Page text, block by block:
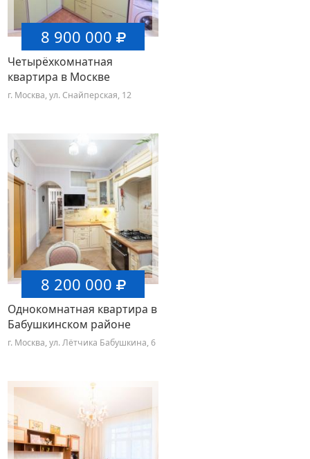
8 900 000
Четырёхкомнатная
квартира в Москве
г. Москва, ул. Снайперская, 12
8 200 000
Однокомнатная квартира в
Бабушкинском районе
Москвы
г. Москва, ул. Лётчика Бабушкина, 6